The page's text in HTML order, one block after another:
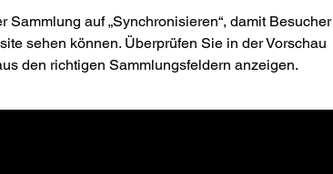
auf „Synchronisieren“, damit Besucher
sehen können. Überprüfen Sie in der Vorschau
den richtigen Sammlungsfeldern anzeigen.